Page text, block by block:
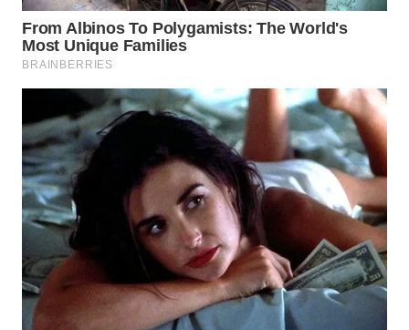
TANJUNG
LESUNG
WN
SIMALUNGUN
WN
LABUHANBATU
TAPANULI
TENGAH